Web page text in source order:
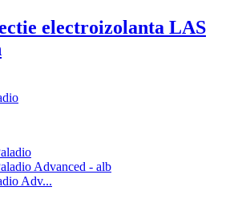
electroizolanta LAS
Adv...